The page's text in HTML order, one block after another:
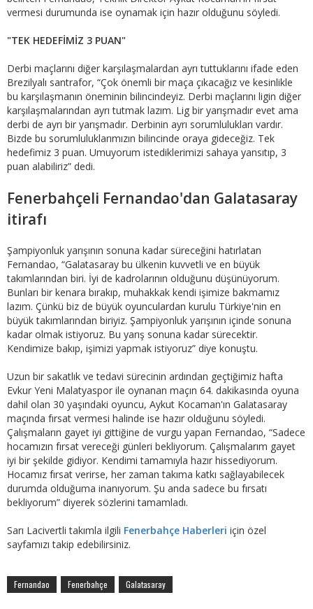
vermesi durumunda ise oynamak için hazır olduğunu söyledi.
"TEK HEDEFİMİZ 3 PUAN"
Derbi maçlarını diğer karşılaşmalardan ayrı tuttuklarını ifade eden
Brezilyalı santrafor, “Çok önemli bir maça çıkacağız ve kesinlikle
bu karşılaşmanın öneminin bilincindeyiz. Derbi maçlarını ligin diğer
karşılaşmalarından ayrı tutmak lazım. Lig bir yarışmadır evet ama
derbi de ayrı bir yarışmadır. Derbinin ayrı sorumlulukları vardır.
Bizde bu sorumluluklarımızın bilincinde oraya gideceğiz. Tek
hedefimiz 3 puan. Umuyorum istediklerimizi sahaya yansıtıp, 3
puan alabiliriz” dedi.
Fenerbahçeli Fernandao'dan Galatasaray
itirafı
Şampiyonluk yarışının sonuna kadar süreceğini hatırlatan
Fernandao, “Galatasaray bu ülkenin kuvvetli ve en büyük
takımlarından biri. İyi de kadrolarının olduğunu düşünüyorum.
Bunları bir kenara bırakıp, muhakkak kendi işimize bakmamız
lazım. Çünkü biz de büyük oyunculardan kurulu Türkiye'nin en
büyük takımlarından biriyiz. Şampiyonluk yarışının içinde sonuna
kadar olmak istiyoruz. Bu yarış sonuna kadar sürecektir.
Kendimize bakıp, işimizi yapmak istiyoruz” diye konuştu.
Uzun bir sakatlık ve tedavi sürecinin ardından geçtiğimiz hafta
Evkur Yeni Malatyaspor ile oynanan maçın 64. dakikasında oyuna
dahil olan 30 yaşındaki oyuncu, Aykut Kocaman'ın Galatasaray
maçında fırsat vermesi halinde ise hazır olduğunu söyledi.
Çalışmaların gayet iyi gittiğine de vurgu yapan Fernandao, “Sadece
hocamızın fırsat vereceği günleri bekliyorum. Çalışmalarım gayet
iyi bir şekilde gidiyor. Kendimi tamamıyla hazır hissediyorum.
Hocamız fırsat verirse, her zaman takıma katkı sağlayabilecek
durumda olduğuma inanıyorum. Şu anda sadece bu fırsatı
bekliyorum” diyerek sözlerini tamamladı.
Sarı Lacivertli takımla ilgili Fenerbahçe Haberleri için özel
sayfamızı takip edebilirsiniz.
Fernandao Fenerbahçe Galatasaray